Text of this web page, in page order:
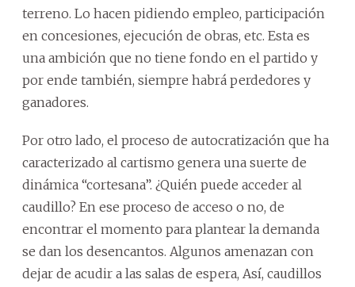
terreno. Lo hacen pidiendo empleo, participación
en concesiones, ejecución de obras, etc. Esta es
una ambición que no tiene fondo en el partido y
por ende también, siempre habrá perdedores y
ganadores.
Por otro lado, el proceso de autocratización que ha
caracterizado al cartismo genera una suerte de
dinámica “cortesana”. ¿Quién puede acceder al
caudillo? En ese proceso de acceso o no, de
encontrar el momento para plantear la demanda
se dan los desencantos. Algunos amenazan con
dejar de acudir a las salas de espera, Así, caudillos